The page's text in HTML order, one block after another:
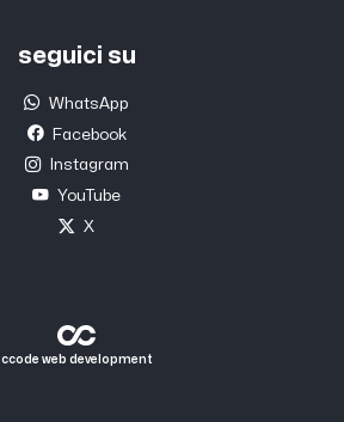
seguici su
WhatsApp
Facebook
Instagram
YouTube
X
ccode web development